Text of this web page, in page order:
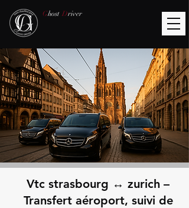
Ghost Driver
Vtc strasbourg ↔ zurich –
Transfert aéroport, suivi de